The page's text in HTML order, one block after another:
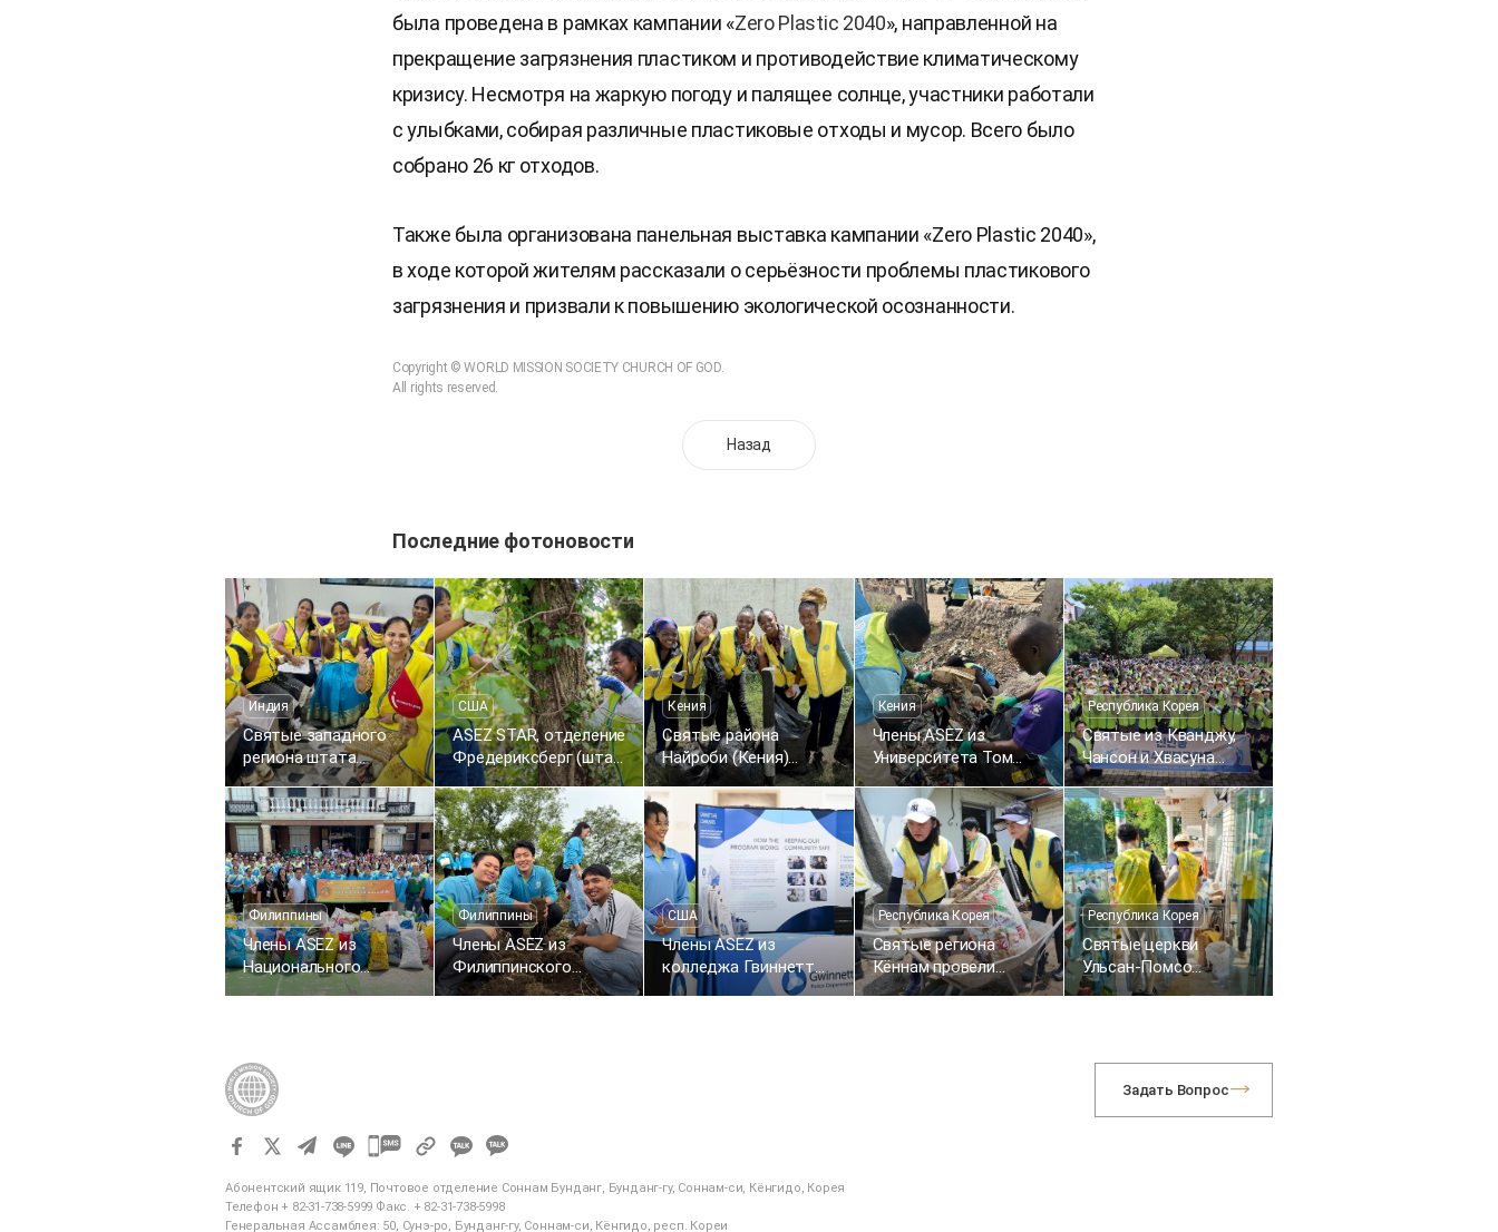
была проведена в рамках кампании «Zero Plastic 2040», направленной на
прекращение загрязнения пластиком и противодействие климатическому
кризису. Несмотря на жаркую погоду и палящее солнце, участники работали
с улыбками, собирая различные пластиковые отходы и мусор. Всего было
собрано 26 кг отходов.
Также была организована панельная выставка кампании «Zero Plastic 2040»,
в ходе которой жителям рассказали о серьёзности проблемы пластикового
загрязнения и призвали к повышению экологической осознанности.
Copyright © WORLD MISSION SOCIETY CHURCH OF GOD.
All rights reserved.
Назад
Последние фотоновости
Индия
Святые западного
региона штата
Махараштра (Индия)
провели 1733-ю
донорскую акцию
«Любовь Пасхи —
любовь к жизни»
США
ASEZ STAR, отделение
Фредериксберг (штат
Вирджиния, США),
провело акцию по
удалению инвазивных
растений
Кения
Святые района
Найроби (Кения)
внесли вклад в
создание более
чистой городской
среды, проведя
уборку улиц
Кения
Члены ASEZ из
Университета Том
Мбойя (Кения)
очистили территорию
вокруг
общественного рынка
Хома-Бей
Республика Корея
Святые из Кванджу,
Чансон и Хвасуна
провели
восстановительные
работы после
наводнения в районе
Синандон (Кванджу)
Филиппины
Члены ASEZ из
Национального
университета науки и
Филиппины
Члены ASEZ из
Филиппинского
университета (UP)
США
Члены ASEZ из
колледжа Гвиннетт
(штат Джорджия,
Республика Корея
Святые региона
Кённам провели
экстренные работы
Республика Корея
Святые церкви
Ульсан-Помсо
помогли соседям,
카
오
톡
카
오
톡
Абонентский ящик 119, Почтовое отделение Соннам Бунданг, Бунданг-гу, Соннам-си, Кёнгидо, Корея
Телефон + 82-31-738-5999 Факс. + 82-31-738-5998
Генеральная Ассамблея: 50, Сунэ-ро, Бунданг-гу, Соннам-си, Кёнгидо, респ. Кореи
Задать Вопрос